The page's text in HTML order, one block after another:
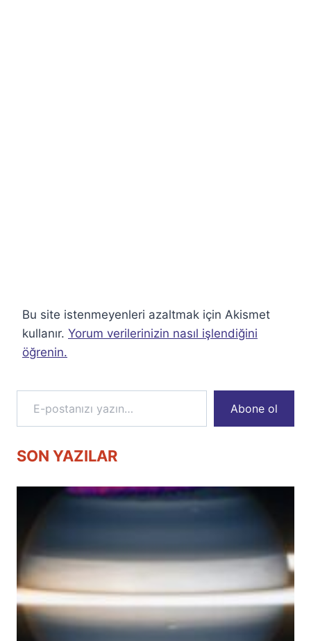
Bu site istenmeyenleri azaltmak için Akismet
kullanır. Yorum verilerinizin nasıl işlendiğini
öğrenin.
E-postanızı yazın…
Abone ol
SON YAZILAR